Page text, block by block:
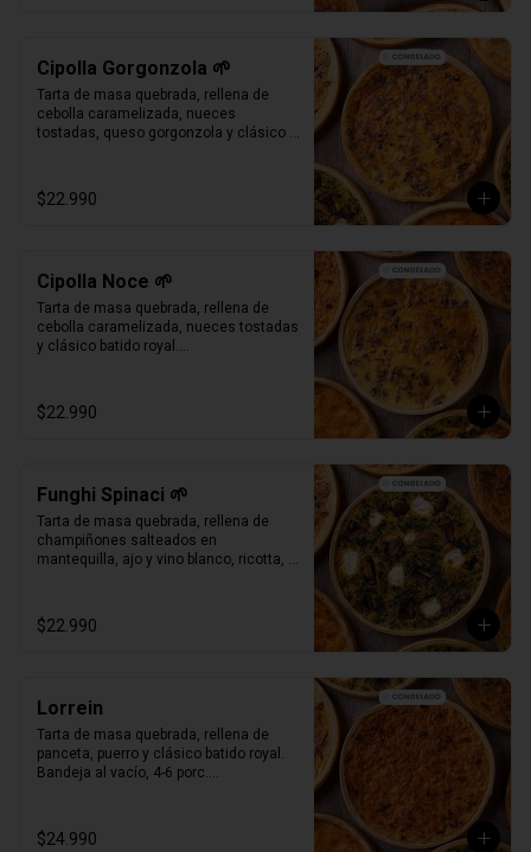
Cipolla Gorgonzola 🌱
Tarta de masa quebrada, rellena de
cebolla caramelizada, nueces
tostadas, queso gorgonzola y clásico
Producto Congelado ❄️
$22.990
Cipolla Noce 🌱
Tarta de masa quebrada, rellena de
cebolla caramelizada, nueces tostadas
y clásico batido royal.
$22.990
Funghi Spinaci 🌱
Tarta de masa quebrada, rellena de
champiñones salteados en
mantequilla, ajo y vino blanco, ricotta,
Bandeja al vacío, 4-6 porc.
Producto Congelado ❄️
$22.990
Lorrein
Tarta de masa quebrada, rellena de
panceta, puerro y clásico batido royal.
Bandeja al vacío, 4-6 porc.
$24.990